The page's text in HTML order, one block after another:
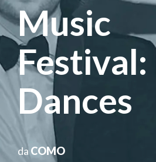
Music
Festival:
Dances
da COMO